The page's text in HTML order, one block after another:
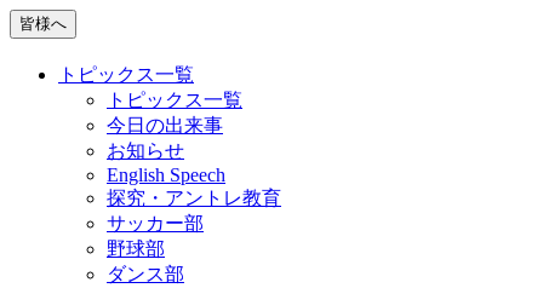
皆様へ
トピックス一覧
トピックス一覧
今日の出来事
お知らせ
English Speech
探究・アントレ教育
サッカー部
野球部
ダンス部